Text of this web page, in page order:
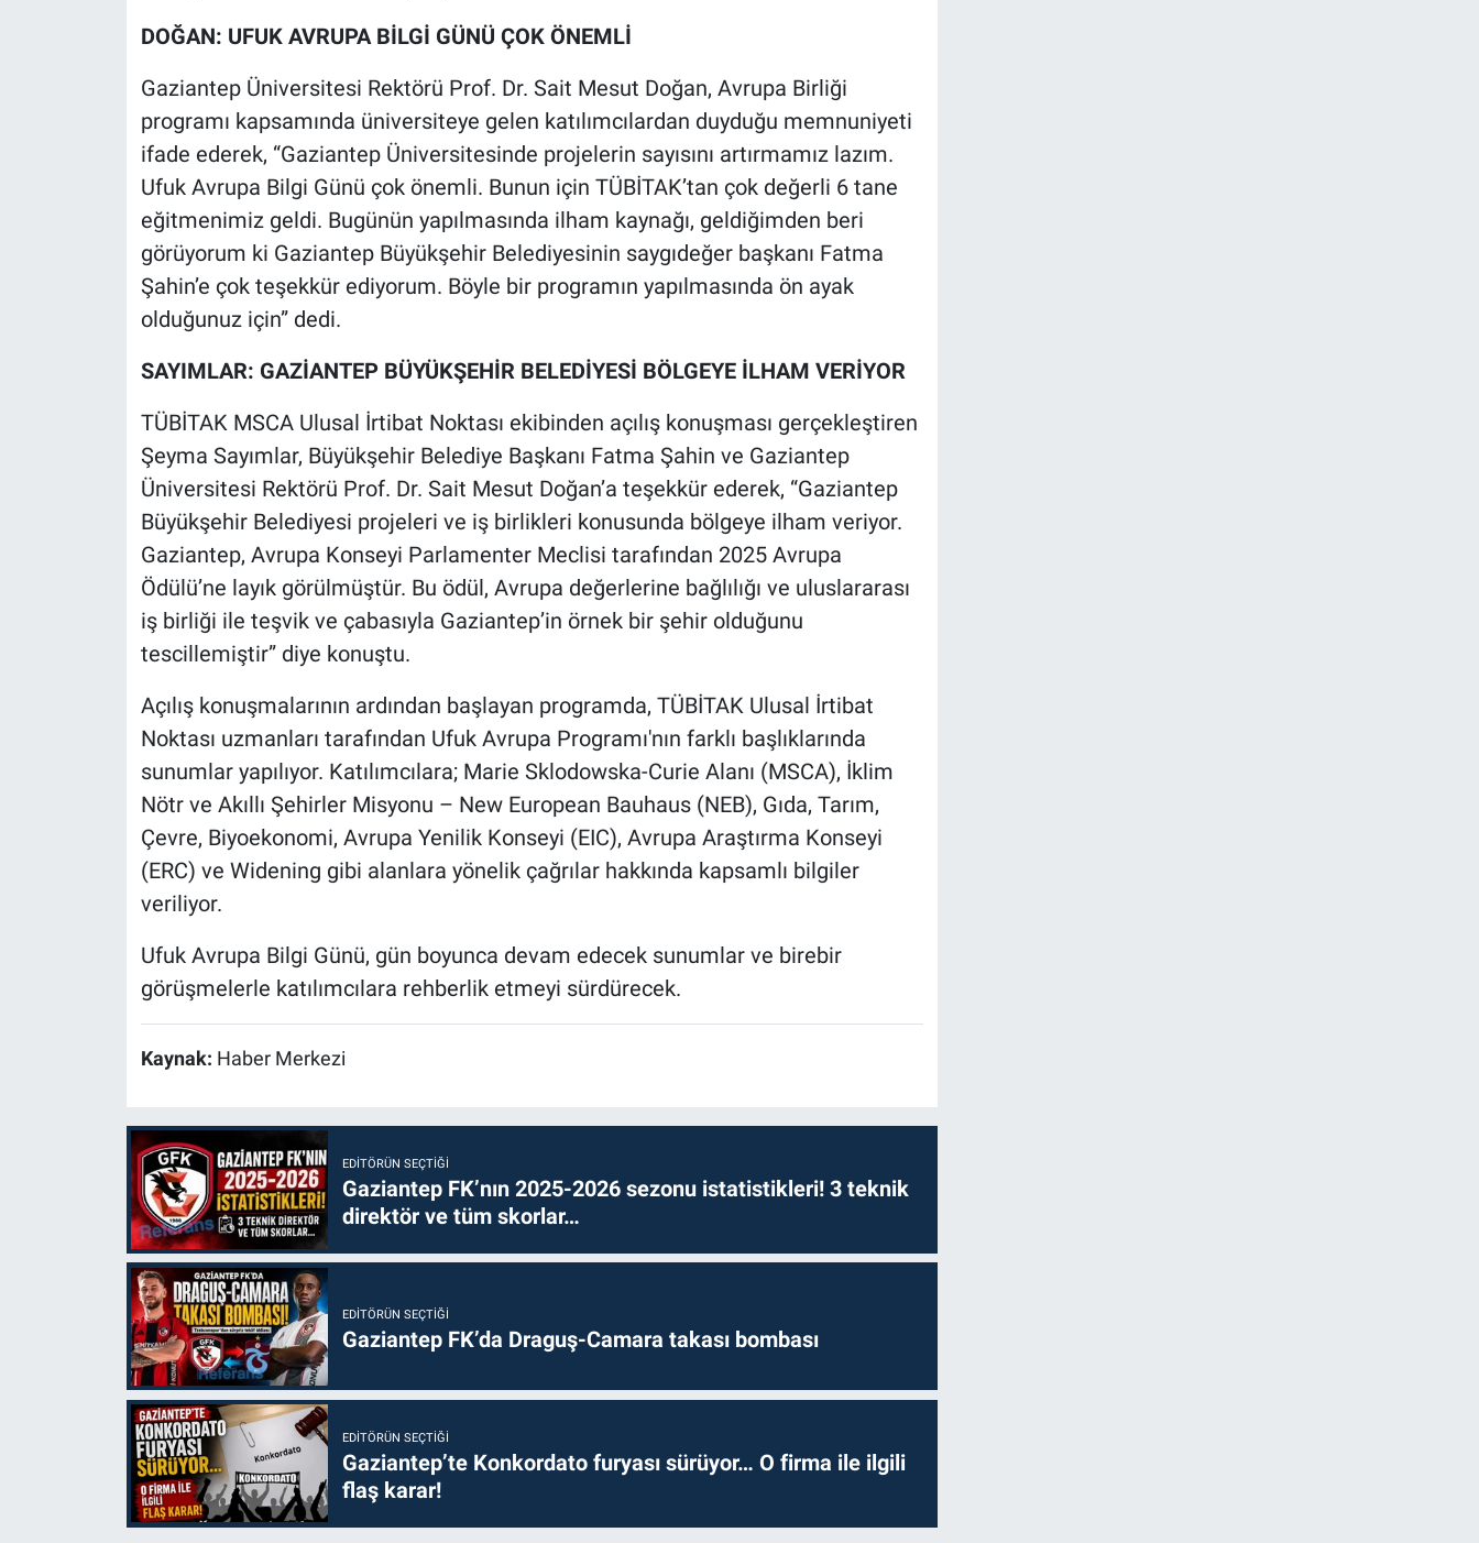
DOĞAN: UFUK AVRUPA BİLGİ GÜNÜ ÇOK ÖNEMLİ
Gaziantep Üniversitesi Rektörü Prof. Dr. Sait Mesut Doğan, Avrupa Birliği
programı kapsamında üniversiteye gelen katılımcılardan duyduğu memnuniyeti
ifade ederek, “Gaziantep Üniversitesinde projelerin sayısını artırmamız lazım.
Ufuk Avrupa Bilgi Günü çok önemli. Bunun için TÜBİTAK’tan çok değerli 6 tane
eğitmenimiz geldi. Bugünün yapılmasında ilham kaynağı, geldiğimden beri
görüyorum ki Gaziantep Büyükşehir Belediyesinin saygıdeğer başkanı Fatma
Şahin’e çok teşekkür ediyorum. Böyle bir programın yapılmasında ön ayak
olduğunuz için” dedi.
SAYIMLAR: GAZİANTEP BÜYÜKŞEHİR BELEDİYESİ BÖLGEYE İLHAM VERİYOR
TÜBİTAK MSCA Ulusal İrtibat Noktası ekibinden açılış konuşması gerçekleştiren
Şeyma Sayımlar, Büyükşehir Belediye Başkanı Fatma Şahin ve Gaziantep
Üniversitesi Rektörü Prof. Dr. Sait Mesut Doğan’a teşekkür ederek, “Gaziantep
Büyükşehir Belediyesi projeleri ve iş birlikleri konusunda bölgeye ilham veriyor.
Gaziantep, Avrupa Konseyi Parlamenter Meclisi tarafından 2025 Avrupa
Ödülü’ne layık görülmüştür. Bu ödül, Avrupa değerlerine bağlılığı ve uluslararası
iş birliği ile teşvik ve çabasıyla Gaziantep’in örnek bir şehir olduğunu
tescillemiştir” diye konuştu.
Açılış konuşmalarının ardından başlayan programda, TÜBİTAK Ulusal İrtibat
Noktası uzmanları tarafından Ufuk Avrupa Programı'nın farklı başlıklarında
sunumlar yapılıyor. Katılımcılara; Marie Sklodowska-Curie Alanı (MSCA), İklim
Nötr ve Akıllı Şehirler Misyonu – New European Bauhaus (NEB), Gıda, Tarım,
Çevre, Biyoekonomi, Avrupa Yenilik Konseyi (EIC), Avrupa Araştırma Konseyi
(ERC) ve Widening gibi alanlara yönelik çağrılar hakkında kapsamlı bilgiler
veriliyor.
Ufuk Avrupa Bilgi Günü, gün boyunca devam edecek sunumlar ve birebir
görüşmelerle katılımcılara rehberlik etmeyi sürdürecek.
Kaynak: Haber Merkezi
EDITÖRÜN SEÇTIĞI
Gaziantep FK’nın 2025-2026 sezonu istatistikleri! 3 teknik
direktör ve tüm skorlar…
EDITÖRÜN SEÇTIĞI
Gaziantep FK’da Draguş-Camara takası bombası
EDITÖRÜN SEÇTIĞI
Gaziantep’te Konkordato furyası sürüyor… O firma ile ilgili
flaş karar!